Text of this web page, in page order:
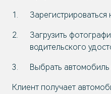
Зарегистрироваться
Загрузить
водительского
Выбрать
Клиент получает